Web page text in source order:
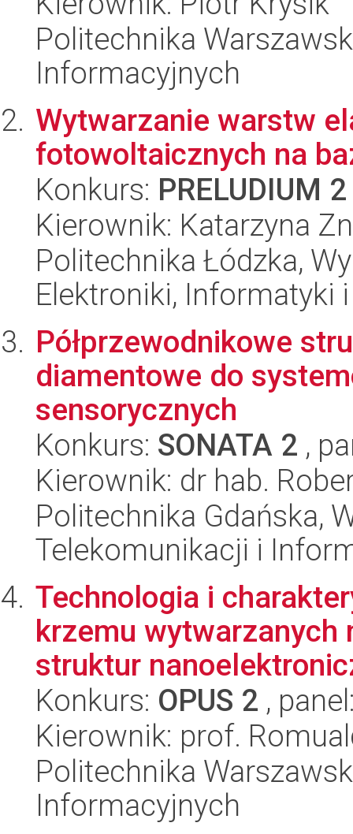
Politechnika
Informacyjnych
Wytwarzanie warstw
fotowoltaicznych na
Konkurs: PRELUDIUM 2
Kierownik: Katarzyna
Politechnika Łódzka,
Elektroniki, Informatyki
Półprzewodnikowe
diamentowe do
sensorycznych
Konkurs: SONATA 2 ,
Kierownik: dr hab.
Politechnika Gdańska,
Telekomunikacji i
Technologia i
krzemu wytwarzanych
struktur
Konkurs: OPUS 2 ,
Kierownik: prof.
Politechnika
Informacyjnych